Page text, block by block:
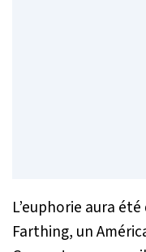
L’euphorie aura
Farthing, un